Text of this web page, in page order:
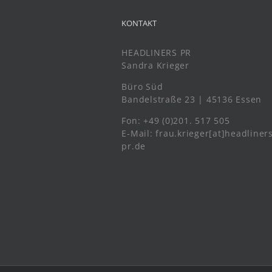
KONTAKT
HEADLINERS PR
Sandra Krieger
Büro Süd
Bandelstraße 23 | 45136 Essen
Fon: +49 (0)201. 517 505
E-Mail:
pr.de